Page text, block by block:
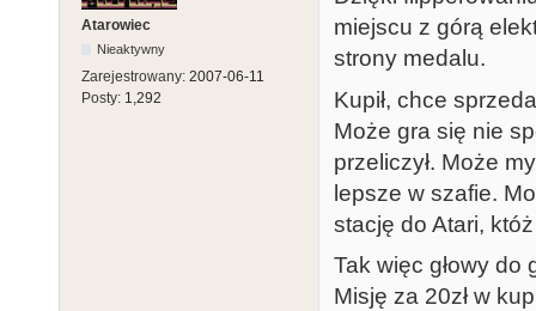
Atarowiec
Nieaktywny
Zarejestrowany: 2007-06-11
Posty: 1,292
miejscu z górą
strony medalu.
Kupił, chce
Może gra się nie
przeliczył. Może
lepsze w szafie.
stację do Atari,
Tak więc głowy
Misję za 20zł w